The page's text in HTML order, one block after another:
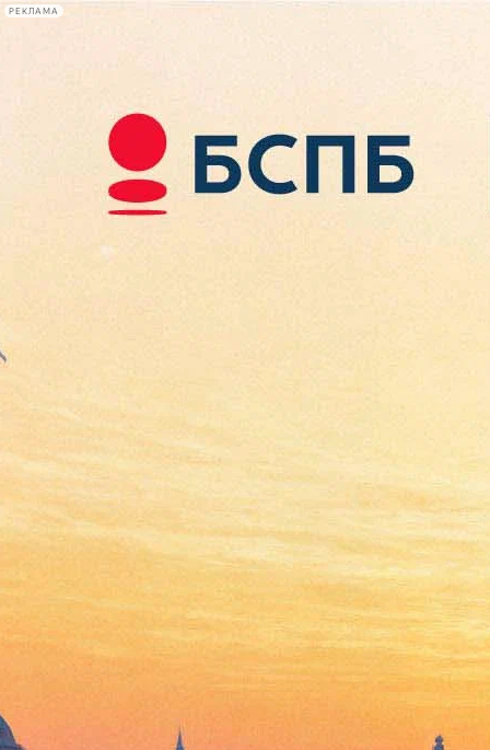
РЕКЛАМА
Сегодня:
2026.08.09
00:06
Афиша Plus
Под Москвой снимут «Игру
престолов» по-русски
27 июля 2016,02:29 Версия для печати